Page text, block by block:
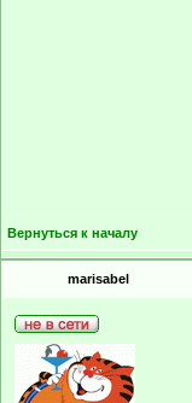
Вернуться к началу
marisabel